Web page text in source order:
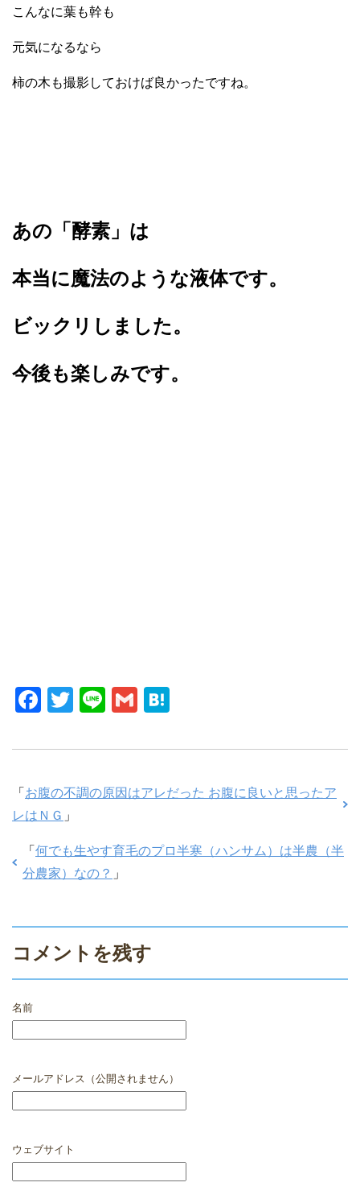
こんなに葉も幹も
元気になるなら
柿の木も撮影しておけば良かったですね。
あの「酵素」は
本当に魔法のような液体です。
ビックリしました。
今後も楽しみです。
F
c
b
o
o
k
T
tt
Li
e
G
ail e
a
「 お腹の不調の原因はアレだった お腹に良いと思ったア
レはＮＧ 」
「 何でも生やす育毛のプロ半寒（ハンサム）は半農（半
分農家）なの？ 」
コメントを残す
名前
メールアドレス（公開されません）
ウェブサイト